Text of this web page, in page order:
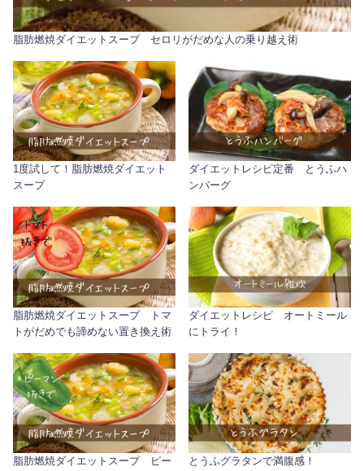
脂肪燃焼ダイエットスープ セロリがだめな人の乗り越え術
1度試して！脂肪燃焼ダイエット
スープ
ダイエットレシピ定番 とうふハ
ンバーグ
脂肪燃焼ダイエットスープ トマ
トがだめでも諦めない置き換え術
ダイエットレシピ オートミール
にトライ！
脂肪燃焼ダイエットスープ ピー
とうふグラタンで満腹感！